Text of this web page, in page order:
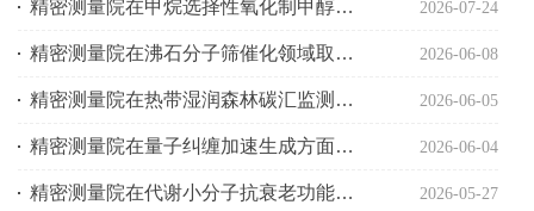
精密测量院在甲烷选择性氧化制甲醇领域取得重要进展 2026-07-24
精密测量院在沸石分子筛催化领域取得新进展 2026-06-08
精密测量院在热带湿润森林碳汇监测中取得重要进展 2026-06-05
精密测量院在量子纠缠加速生成方面取得重要进展 2026-06-04
精密测量院在代谢小分子抗衰老功能研究方面取得新进展 2026-05-27